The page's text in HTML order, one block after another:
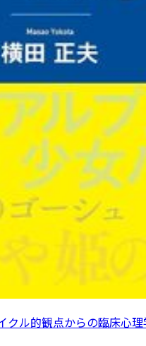
クル的観点からの臨床心